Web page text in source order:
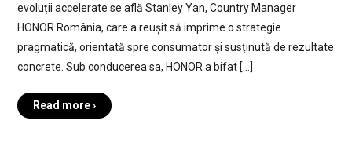
evoluții accelerate se află Stanley Yan, Country Manager
HONOR România, care a reușit să imprime o strategie
pragmatică, orientată spre consumator și susținută de rezultate
concrete. Sub conducerea sa, HONOR a bifat […]
Read more ›